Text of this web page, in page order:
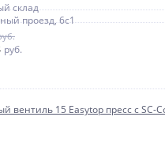
склад
проезд, 6с1
руб.
вентиль 15 Easytop пресс с SC-